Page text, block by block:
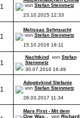
1
von Stefan Steinmetz
23.10.2015 12:33
1
Melissas Sehnsucht
von Stefan Steinmetz
15.10.2016 18:11
1
Nachtkindvon Stefan
Steinmetz
30.07.2016 16:49
1
Adoptivkind Stefanie
von Stefan Steinmetz
28.03.2017 11:34
Mars First - Mit dem
One Way...
von Richard